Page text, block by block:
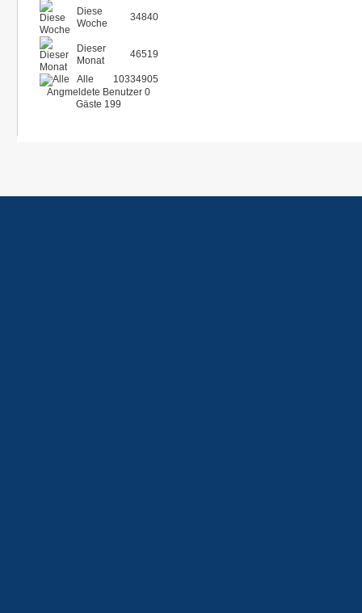
Diese
Woche
34840
Dieser
Monat
46519
Alle
10334905
Angmeldete Benutzer 0
Gäste 199